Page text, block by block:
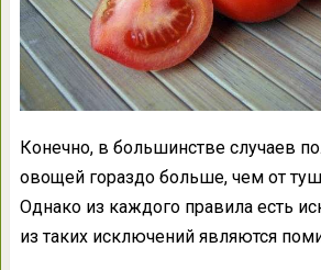
Конечно, в большинстве случаев
овощей гораздо больше, чем от
Однако из каждого правила есть
из таких исключений являются